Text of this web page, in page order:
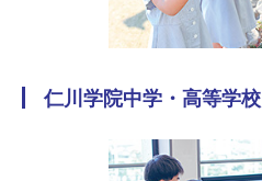
仁川学院中学・高等学校